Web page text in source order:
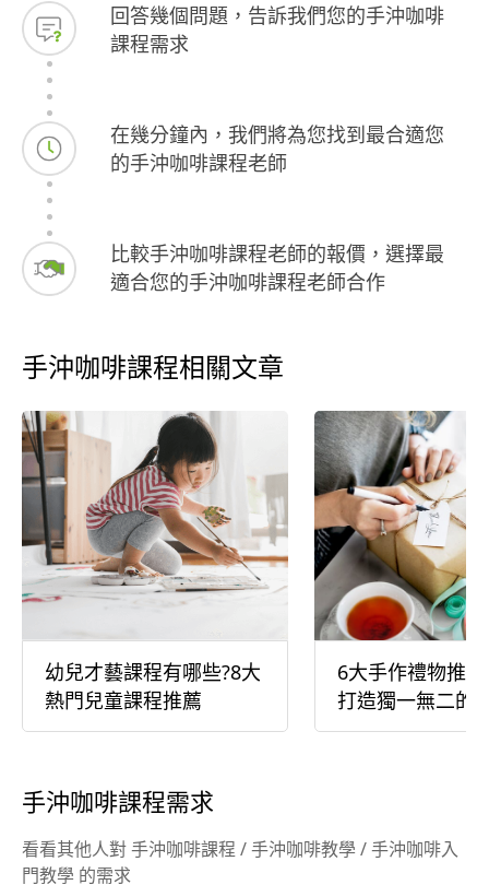
回答幾個問題，告訴我們您的手沖咖啡
課程需求
在幾分鐘內，我們將為您找到最合適您
的手沖咖啡課程老師
比較手沖咖啡課程老師的報價，選擇最
適合您的手沖咖啡課程老師合作
手沖咖啡課程相關文章
幼兒才藝課程有哪些?8大
熱門兒童課程推薦
6大手作禮物推
打造獨一無二的
手沖咖啡課程需求
看看其他人對 手沖咖啡課程 / 手沖咖啡教學 / 手沖咖啡入
門教學 的需求